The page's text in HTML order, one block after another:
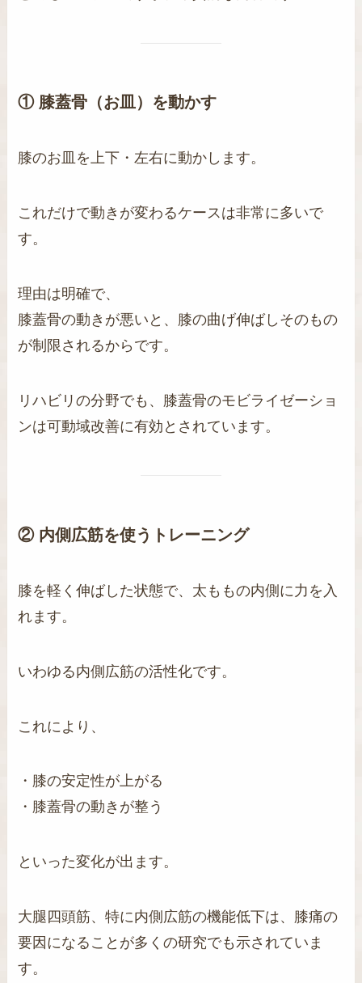
① 膝蓋骨（お皿）を動かす
膝のお皿を上下・左右に動かします。
これだけで動きが変わるケースは非常に多いで
す。
理由は明確で、
膝蓋骨の動きが悪いと、膝の曲げ伸ばしそのもの
が制限されるからです。
リハビリの分野でも、膝蓋骨のモビライゼーショ
ンは可動域改善に有効とされています。
② 内側広筋を使うトレーニング
膝を軽く伸ばした状態で、太ももの内側に力を入
れます。
いわゆる内側広筋の活性化です。
これにより、
・膝の安定性が上がる
・膝蓋骨の動きが整う
といった変化が出ます。
大腿四頭筋、特に内側広筋の機能低下は、膝痛の
要因になることが多くの研究でも示されていま
す。